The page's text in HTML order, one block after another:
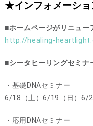
★インフォメーシ
■ホームページがリニュー
http://healing-
■シータヒーリングセミナ
・基礎DNAセミナー
6/18（土）6/19（日）6/
・応用DNAセミナー